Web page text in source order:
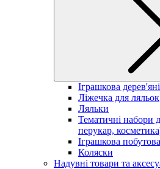
Іграшкова
Ліжечка для ляльок
Ляльки
Тематичні набори
перукар,
Іграшкова
Коляски
Надувні товари та